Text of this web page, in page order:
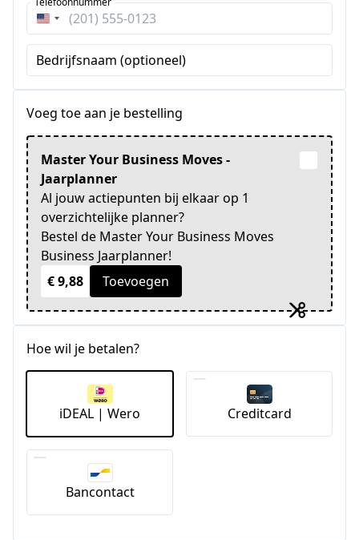
Verenigde
Staten
+1
Bedrijfsnaam (optioneel)
Voeg toe aan je bestelling
Master Your Business Moves -
Jaarplanner
Al jouw actiepunten bij elkaar op 1
overzichtelijke planner?
Bestel de Master Your Business Moves
Business Jaarplanner!
€ 9,88
Toevoegen
Hoe wil je betalen?
iDEAL | Wero Creditcard
Bancontact